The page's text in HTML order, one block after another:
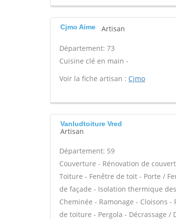
Cjmo Aime Artisan
Département: 73
Cuisine clé en main -
Voir la fiche artisan : Cjmo
Vanludtoiture Vred
Artisan
Département: 59
Couverture - Rénovation de
Toiture - Fenêtre de toit - Porte /
de façade - Isolation thermique
Cheminée - Ramonage - Cloisons
de toiture - Pergola - Décrassage /